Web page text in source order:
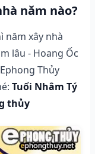
năm nào?
năm xây nhà
lâu - Hoang Ốc
Thủy
Tuổi Nhâm Tý
thủy